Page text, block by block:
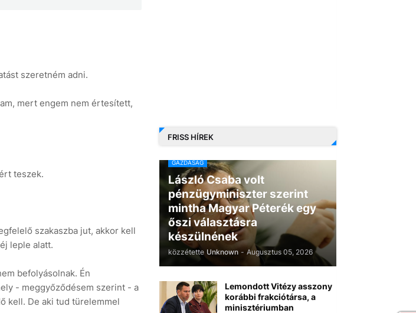
szeretném adni.
mert engem nem értesített,
teszek.
szakaszba jut, akkor kell
leple alatt.
befolyásolnak. Én
- meggyőződésem szerint - a
kell. De aki tud türelemmel
FRISS HÍREK
GAZDASÁG
László Csaba volt
pénzügyminiszter szerint
mintha Magyar Péterék egy
őszi választásra
készülnének
közzétette Unknown - Augusztus 05, 2026
Lemondott Vitézy asszony
korábbi frakciótársa, a
minisztériumban